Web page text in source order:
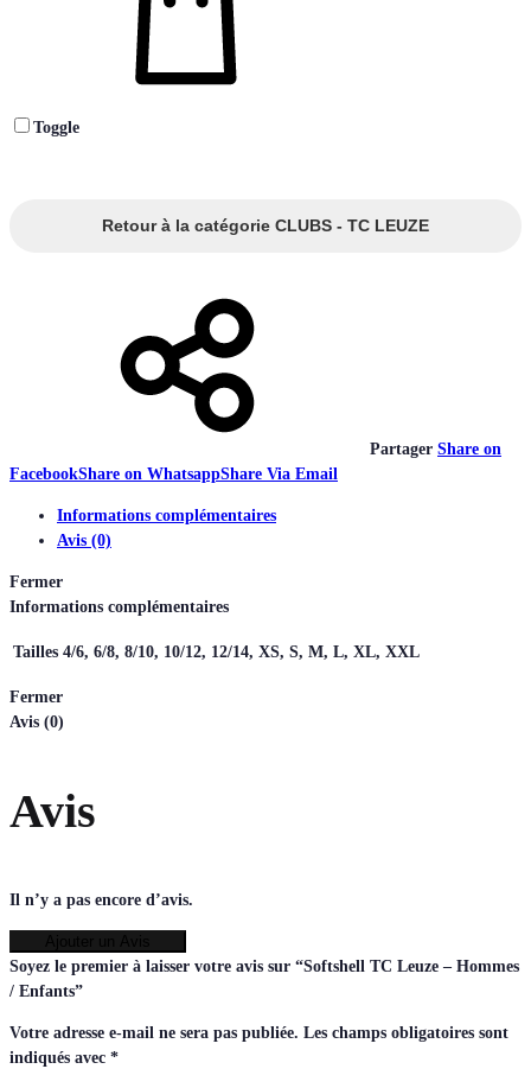
Toggle
Retour à la catégorie CLUBS - TC LEUZE
Partager Share on
FacebookShare on WhatsappShare Via Email
Informations complémentaires
Avis (0)
Fermer
Informations complémentaires
Tailles 4/6, 6/8, 8/10, 10/12, 12/14, XS, S, M, L, XL, XXL
Fermer
Avis (0)
Avis
Il n’y a pas encore d’avis.
Soyez le premier à laisser votre avis sur “Softshell TC Leuze – Hommes
/ Enfants”
Votre adresse e-mail ne sera pas publiée. Les champs obligatoires sont
indiqués avec *